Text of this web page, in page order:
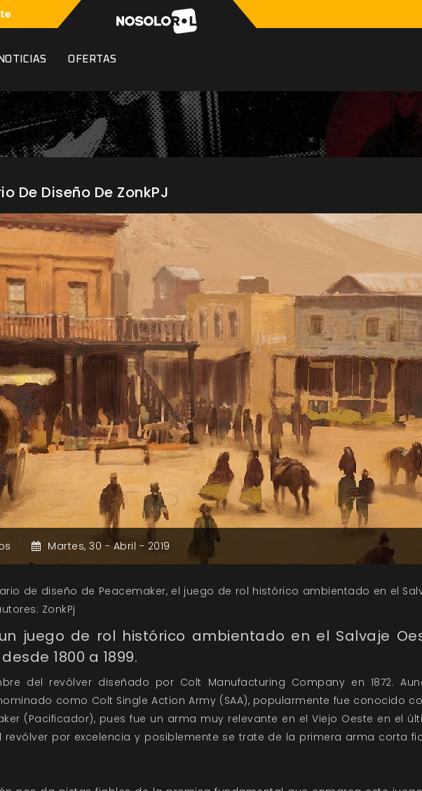
OFERTAS
De Diseño De ZonkPJ
Martes, 30 -Abril - 2019
de diseño de Peacemaker, el juego de rol histórico ambientado en el
ZonkPj
juego de rol histórico ambientado en el Salvaje
1800 a 1899.
del revólver diseñado por Colt Manufacturing Company en 1872.
como Colt Single Action Army (SAA), popularmente fue conocido
(Pacificador), pues fue un arma muy relevante en el Viejo Oeste en el
revólver por excelencia y posiblemente se trate de la primera arma corta